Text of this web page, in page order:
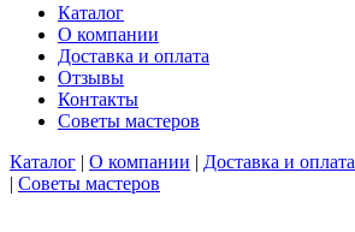
Каталог
О компании
Доставка и оплата
Отзывы
Контакты
Советы мастеров
Каталог | О компании | Доставка и оплата
| Советы мастеров